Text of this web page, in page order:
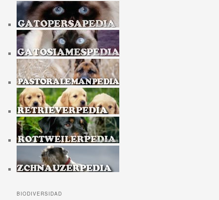
BIODIVERSIDAD